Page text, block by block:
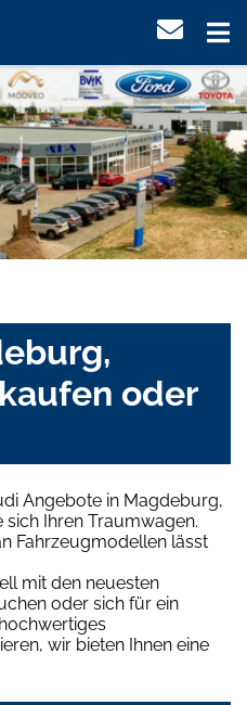
oder
Angebote in Magdeburg,
sich Ihren Traumwagen.
Fahrzeugmodellen lässt
mit den neuesten
oder sich für ein
wir bieten Ihnen eine